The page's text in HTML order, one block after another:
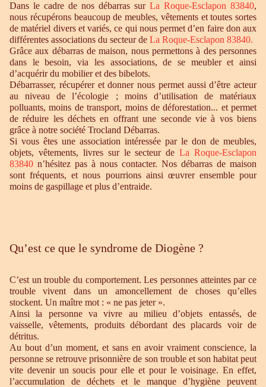
Dans le cadre de nos débarras sur La Roque-Esclapon 83840,
nous récupérons beaucoup de meubles, vêtements et toutes sortes
de matériel divers et variés, ce qui nous permet d’en faire don aux
différentes associations du secteur de La Roque-Esclapon 83840.
Grâce aux débarras de maison, nous permettons à des personnes
dans le besoin, via les associations, de se meubler et ainsi
d’acquérir du mobilier et des bibelots.
Débarrasser, récupérer et donner nous permet aussi d’être acteur
au niveau de l’écologie ; moins d’utilisation de matériaux
polluants, moins de transport, moins de déforestation... et permet
de réduire les déchets en offrant une seconde vie à vos biens
grâce à notre société Trocland Débarras.
Si vous êtes une association intéressée par le don de meubles,
objets, vêtements, livres sur le secteur deLa Roque-Esclapon
83840 n’hésitez pas à nous contacter. Nos débarras de maison
sont fréquents, et nous pourrions ainsi œuvrer ensemble pour
moins de gaspillage et plus d’entraide.
Qu’est ce que le syndrome de Diogène ?
C’est un trouble du comportement. Les personnes atteintes par ce
trouble vivent dans un amoncellement de choses qu’elles
stockent. Un maître mot : « ne pas jeter ».
Ainsi la personne va vivre au milieu d’objets entassés, de
vaisselle, vêtements, produits débordant des placards voir de
détritus.
Au bout d’un moment, et sans en avoir vraiment conscience, la
personne se retrouve prisonnière de son trouble et son habitat peut
vite devenir un soucis pour elle et pour le voisinage. En effet,
l’accumulation de déchets et le manque d’hygiène peuvent